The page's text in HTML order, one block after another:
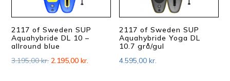
2117 of Sweden SUP
Aquahybride DL 10 –
allround blue
3.195,00kr. Den
2.195,00kr.
2117 of Sweden SUP
Aquahybride Yoga DL
10.7 grå/gul
4.595,00kr.